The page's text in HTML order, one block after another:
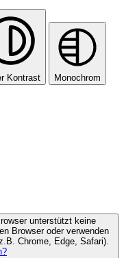
Kontrast Monochrom
unterstützt keine
Browser oder verwenden
Chrome, Edge, Safari).